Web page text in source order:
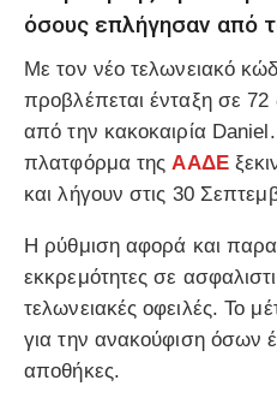
όσους επλήγησαν από
Με τον νέο τελωνειακό
προβλέπεται ένταξη σε 72
από την κακοκαιρία Daniel.
πλατφόρμα τηςΑΑΔΕ
και λήγουν στις 30
Η ρύθμιση αφορά και
εκκρεμότητες σε
τελωνειακές οφειλές. Το
για την ανακούφιση όσων
αποθήκες.